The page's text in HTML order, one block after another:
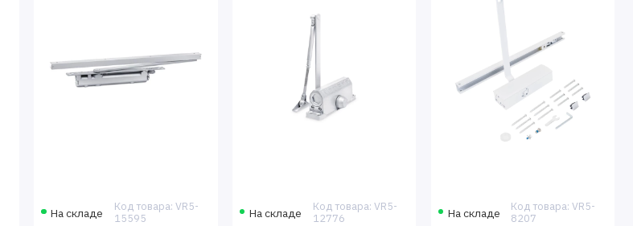
На складе
Код товара: VR5-
15595
На складе
Код товара: VR5-
12776
На складе
Код товара: VR5-
8207